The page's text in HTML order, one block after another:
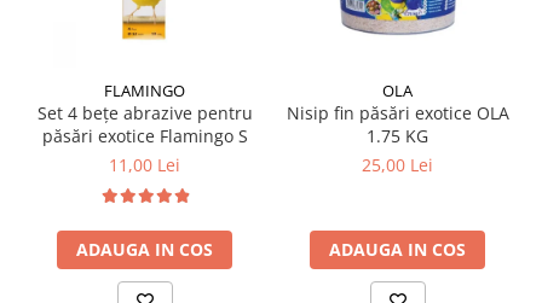
FLAMINGO
Set 4 bețe abrazive pentru
păsări exotice Flamingo S
11,00 Lei
ADAUGA IN COS
OLA
Nisip fin păsări exotice OLA
1.75 KG
25,00 Lei
ADAUGA IN COS